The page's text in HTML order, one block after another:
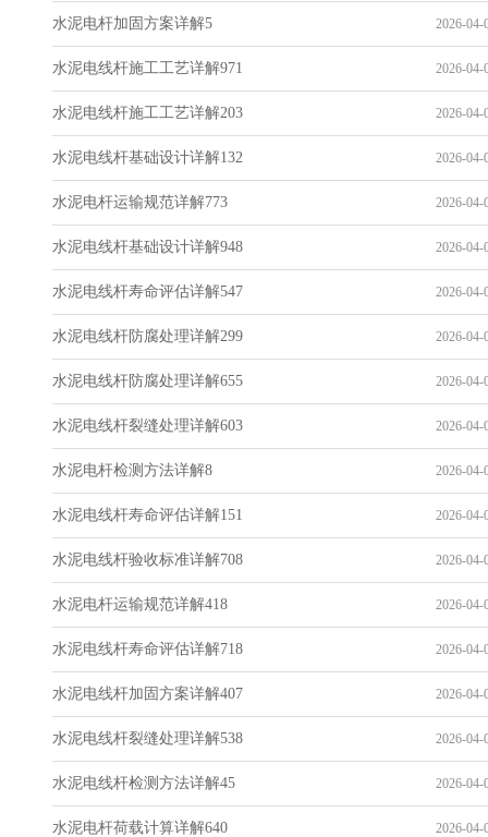
水泥电杆加固方案详解5 2026-04-
水泥电线杆施工工艺详解971 2026-04-
水泥电线杆施工工艺详解203 2026-04-
水泥电线杆基础设计详解132 2026-04-
水泥电杆运输规范详解773 2026-04-
水泥电线杆基础设计详解948 2026-04-
水泥电线杆寿命评估详解547 2026-04-
水泥电线杆防腐处理详解299 2026-04-
水泥电线杆防腐处理详解655 2026-04-
水泥电线杆裂缝处理详解603 2026-04-
水泥电杆检测方法详解8 2026-04-
水泥电线杆寿命评估详解151 2026-04-
水泥电线杆验收标准详解708 2026-04-
水泥电杆运输规范详解418 2026-04-
水泥电线杆寿命评估详解718 2026-04-
水泥电线杆加固方案详解407 2026-04-
水泥电线杆裂缝处理详解538 2026-04-
水泥电线杆检测方法详解45 2026-04-
水泥电杆荷载计算详解640 2026-04-